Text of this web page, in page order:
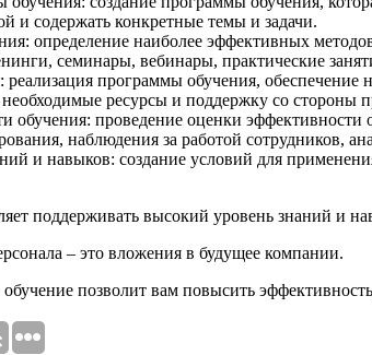
и содержать конкретные темы и задачи.
определение наиболее эффективных
семинары, вебинары, практические
реализация программы обучения,
необходимые ресурсы и поддержку со стороны
обучения: проведение оценки
наблюдения за работой сотрудников,
и навыков: создание условий для
поддерживать высокий уровень знаний и
– это вложения в будущее компании.
позволит вам повысить